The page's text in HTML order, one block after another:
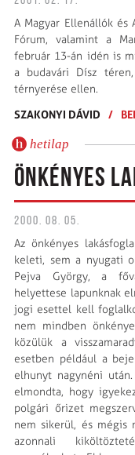
A Magyar Ellenállók és
Fórum, valamint a
február 13-án idén is
a budavári Dísz
térnyerése ellen.
SZAKONYI DÁVID
/
hetilap
ÖNKÉNYES
2000. 08. 05.
Az önkényes
keleti, sem a nyugati
Pejva György, a
helyettese lapunknak
jogi esettel kell
nem mindben
közülük a
esetben például a
elhunyt nagynéni
elmondta, hogy
polgári őrizet
nem sikerül, és mégis
azonnali